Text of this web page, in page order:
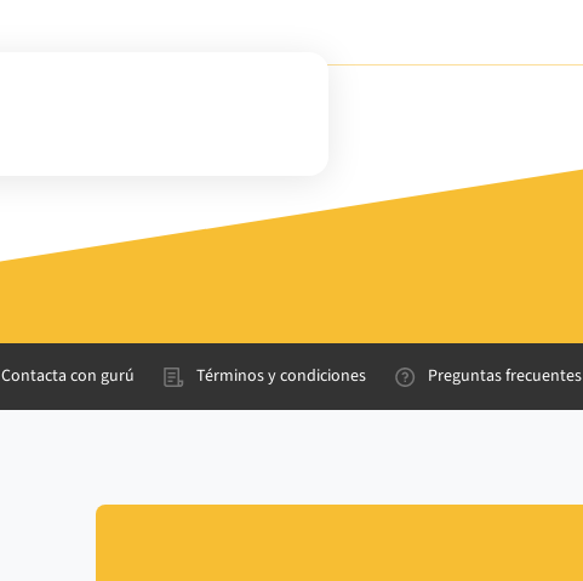
Contacta con gurú Términos y condiciones Preguntas frecuentes